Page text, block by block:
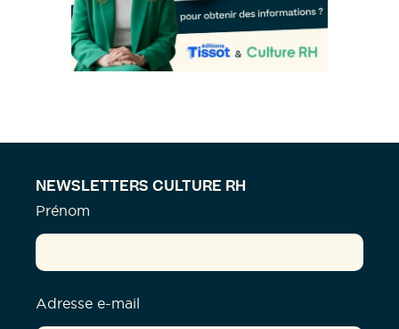
NEWSLETTERS CULTURE RH
Prénom
Adresse e-mail